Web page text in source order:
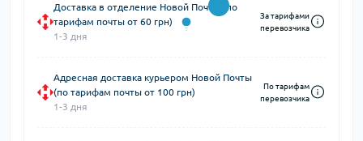
Доставка в отделение Новой Почты (по
тарифам почты от 60 грн)
1-3 дня
За тарифами
перевозчика
Адресная доставка курьером Новой Почты
(по тарифам почты от 100 грн)
1-3 дня
По тарифам
перевозчика